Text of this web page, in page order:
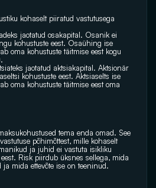
jaotatud osakapital. Osanik ei
oma kohustuste täitmise eest kogu
jaotatud aktsiakapital. Aktsionär
kohustuste eest. Aktsiaselts ise
oma kohustuste täitmise eest oma
tema enda omad. See
põhimõttest, mille kohaselt
ja juhid ei vastuta isikliku
Risk piirdub üksnes sellega, mida
ja mida ettevõte ise on teeninud.